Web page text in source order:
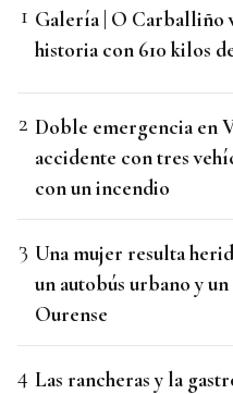
Galería | O Carballiño
historia con 610 kilos
Doble emergencia en
accidente con tres
con un incendio
Una mujer resulta
un autobús urbano y
Ourense
Las rancheras y la